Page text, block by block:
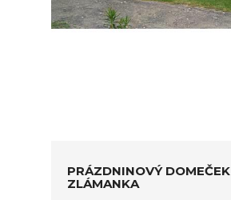
PRÁZDNINOVÝ DOMEČEK
ZLÁMANKA